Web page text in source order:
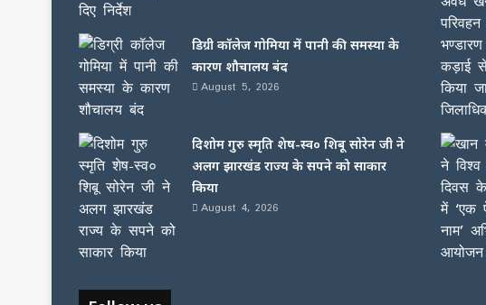
डिग्री कॉलेज गोमिया में पानी की समस्या के
कारण शौचालय बंद
August 5, 2026
दिशोम गुरु स्मृति शेष-स्व० शिबू सोरेन जी ने
अलग झारखंड राज्य के सपने को साकार
किया
August 4, 2026